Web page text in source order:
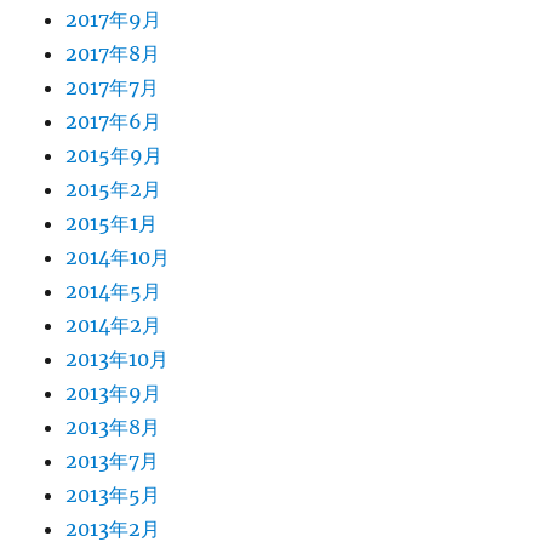
2017年9月
2017年8月
2017年7月
2017年6月
2015年9月
2015年2月
2015年1月
2014年10月
2014年5月
2014年2月
2013年10月
2013年9月
2013年8月
2013年7月
2013年5月
2013年2月